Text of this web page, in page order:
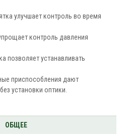
улучшает контроль во время
контроль давления
позволяет устанавливать
приспособления дают
установки оптики.
ОБЩЕЕ